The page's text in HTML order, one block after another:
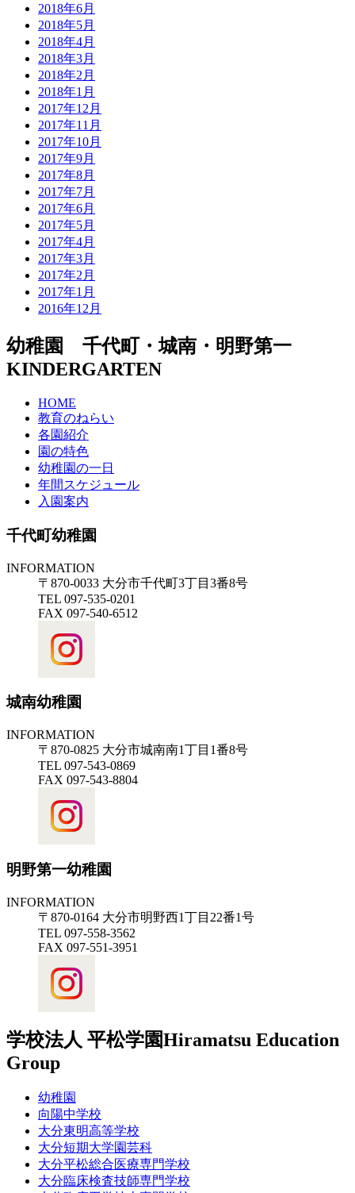
2018年6月
2018年5月
2018年4月
2018年3月
2018年2月
2018年1月
2017年12月
2017年11月
2017年10月
2017年9月
2017年8月
2017年7月
2017年6月
2017年5月
2017年4月
2017年3月
2017年2月
2017年1月
2016年12月
幼稚園 千代町・城南・明野第一
KINDERGARTEN
HOME
教育のねらい
各園紹介
園の特色
幼稚園の一日
年間スケジュール
入園案内
千代町幼稚園
INFORMATION
〒870-0033 大分市千代町3丁目3番8号
TEL 097-535-0201
FAX 097-540-6512
城南幼稚園
INFORMATION
〒870-0825 大分市城南南1丁目1番8号
TEL 097-543-0869
FAX 097-543-8804
明野第一幼稚園
INFORMATION
〒870-0164 大分市明野西1丁目22番1号
TEL 097-558-3562
FAX 097-551-3951
学校法人 平松学園Hiramatsu Education
Group
幼稚園
向陽中学校
大分東明高等学校
大分短期大学園芸科
大分平松総合医療専門学校
大分臨床検査技師専門学校